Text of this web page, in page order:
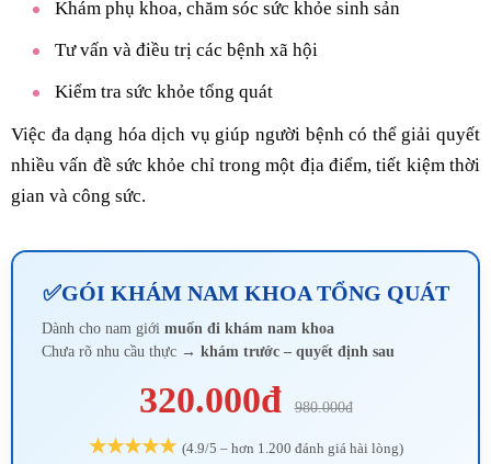
Khám phụ khoa, chăm sóc sức khỏe sinh sản
Tư vấn và điều trị các bệnh xã hội
Kiểm tra sức khỏe tổng quát
Việc đa dạng hóa dịch vụ giúp người bệnh có thể giải quyết
nhiều vấn đề sức khỏe chỉ trong một địa điểm, tiết kiệm thời
gian và công sức.
✅GÓI KHÁM NAM KHOA TỔNG QUÁT
Dành cho nam giới muốn đi khám nam khoa
Chưa rõ nhu cầu thực → khám trước – quyết định sau
320.000đ 980.000đ
★★★★★ (4.9/5 – hơn 1.200 đánh giá hài lòng)